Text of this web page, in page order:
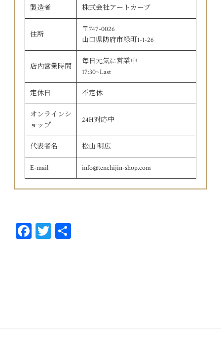
製造者 株式会社アートカーブ
住所
〒747-0026
山口県防府市緑町1-1-26
店内営業時間
毎日元気に営業中
17:30~Last
定休日 不定休
オンラインシ
ョップ
24H対応中
代表者名 松山 明広
E-mail info@tenchijin-shop.com
Fa T